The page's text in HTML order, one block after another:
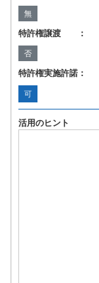
無
特許権譲渡 ：
否
特許権実施許諾：
可
活用のヒント